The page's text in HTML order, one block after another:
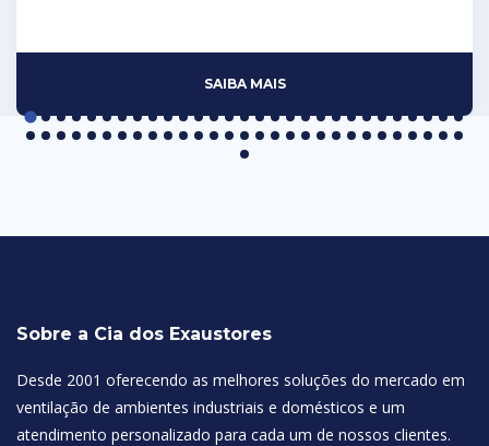
SAIBA MAIS
Sobre a Cia dos Exaustores
Desde 2001 oferecendo as melhores soluções do mercado em
ventilação de ambientes industriais e domésticos e um
atendimento personalizado para cada um de nossos clientes.